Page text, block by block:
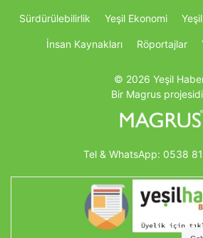
Sürdürülebilirlik Yeşil Ekonomi
İnsan Kaynakları Röportajlar
© 2026 Yeşil
Bir Magrus
Tel & WhatsApp: 0538